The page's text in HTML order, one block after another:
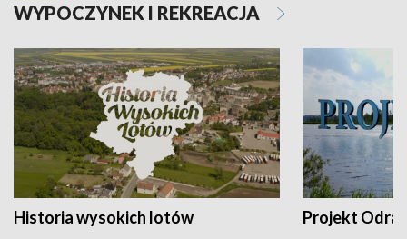
WYPOCZYNEK I REKREACJA
Historia wysokich lotów Projekt Odra